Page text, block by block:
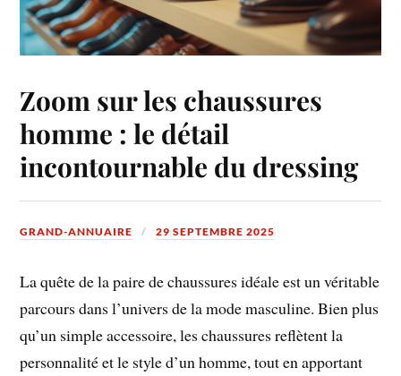
Zoom sur les chaussures
homme : le détail
incontournable du dressing
GRAND-ANNUAIRE 29 SEPTEMBRE 2025
La quête de la paire de chaussures idéale est un véritable
parcours dans l’univers de la mode masculine. Bien plus
qu’un simple accessoire, les chaussures reflètent la
personnalité et le style d’un homme, tout en apportant